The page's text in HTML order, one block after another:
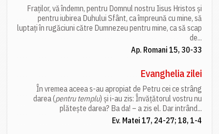
Fraților, vă îndemn, pentru Domnul nostru Iisus Hristos și
pentru iubirea Duhului Sfânt, ca împreună cu mine, să
luptați în rugăciuni către Dumnezeu pentru mine, ca să scap
de...
Ap. Romani 15, 30-33
Evanghelia zilei
În vremea aceea s-au apropiat de Petru cei ce strâng
darea (pentru templu) și i-au zis: Învățătorul vostru nu
plătește darea? Ba da! – a zis el. Dar intrând...
Ev. Matei 17, 24-27; 18, 1-4